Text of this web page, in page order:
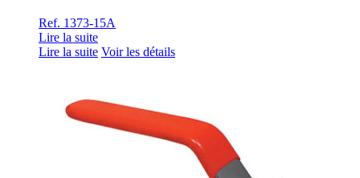
Ref. 1373-15A
Lire la suite
Lire la suite Voir les détails